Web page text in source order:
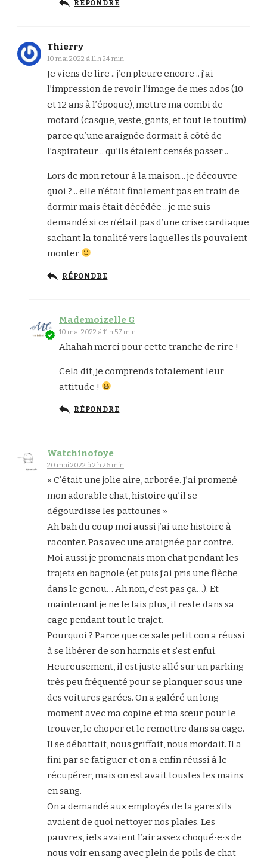
RÉPONDRE
Thierry
10 mai 2022 à 11 h 24 min
Je viens de lire .. j’en pleure encore .. j’ai
l’impression de revoir l’image de mes ados (10
et 12 ans à l’époque), mettre ma combi de
motard (casque, veste, gants, et tout le toutim)
parce qu’une araignée dormait à côté de
l’aspirateur .. qu’ils étaient censés passer ..
Lors de mon retour à la maison .. je découvre
quoi ? .. elle n’était finalement pas en train de
dormir mais était décédée .. je me suis
demandé si ce n’était pas d’une crise cardiaque
sachant la tonalité vers laquelles ils pouvaient
monter
RÉPONDRE
Mademoizelle G
10 mai 2022 à 11 h 57 min
Ahahah merci pour cette tranche de rire !
Cela dit, je comprends totalement leur
attitude !
RÉPONDRE
Watchinofoye
20 mai 2022 à 2 h 26 min
« C’était une jolie aire, arborée. J’ai promené
mon adorable chat, histoire qu’il se
dégourdisse les pattounes »
Ah bah du coup moi aussi j’ai une histoire à
raconter. Pas avec une araignée par contre.
Moi aussi je promenais mon chat pendant les
trajets en bagnole (et puis j’ai pris une flèche
dans le genou… Ah non, c’est pas ça…). Et
maintenant je ne le fais plus, il reste dans sa
cage pendant tout le trajet.
Pourquoi ? Parce que ce sale petit con a réussi
à se libérer de son harnais et s’est enfui.
Heureusement, il est juste allé sur un parking
très peu fréquenté pour se planquer sous une
des voitures garées. On a galéré un long
moment avec ma copine et ma sœur pour le
trouver, le choper et le remettre dans sa cage.
Il se débattait, nous griffait, nous mordait. Il a
fini par se fatiguer et on a enfin réussi à le
récupérer, mais on est avait toustes les mains
en sang.
On a demandé aux employés de la gare s’ils
avaient de quoi nettoyer nos plaies. Les
pauvres, iels avaient l’air assez choqué⋅e⋅s de
nous voir en sang avec plein de poils de chat